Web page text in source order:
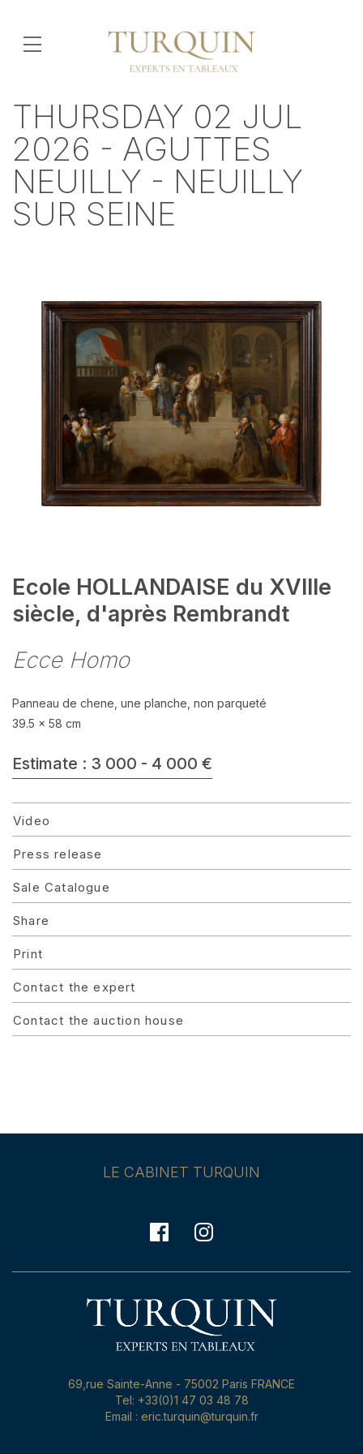
THURSDAY 02 JUL
2026 - AGUTTES
NEUILLY - NEUILLY
SUR SEINE
Ecole HOLLANDAISE du XVIIIe
siècle, d'après Rembrandt
Ecce Homo
Panneau de chene, une planche, non parqueté
39.5 x 58 cm
Estimate : 3 000 - 4 000 €
Video
Press release
Sale Catalogue
Share
Print
Contact the expert
Contact the auction house
LE CABINET TURQUIN
69,rue Sainte-Anne - 75002 Paris FRANCE
Tel: +33(0)1 47 03 48 78
Email : eric.turquin@turquin.fr